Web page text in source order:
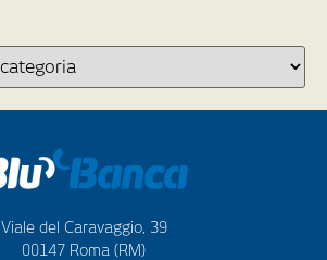
Viale del Caravaggio, 39
00147 Roma (RM)